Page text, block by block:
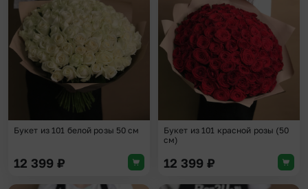
Добавить в избранное
Букет из 101 белой розы 50 см
12 399 ₽
Букет из 101 красной розы (50
см)
12 399 ₽